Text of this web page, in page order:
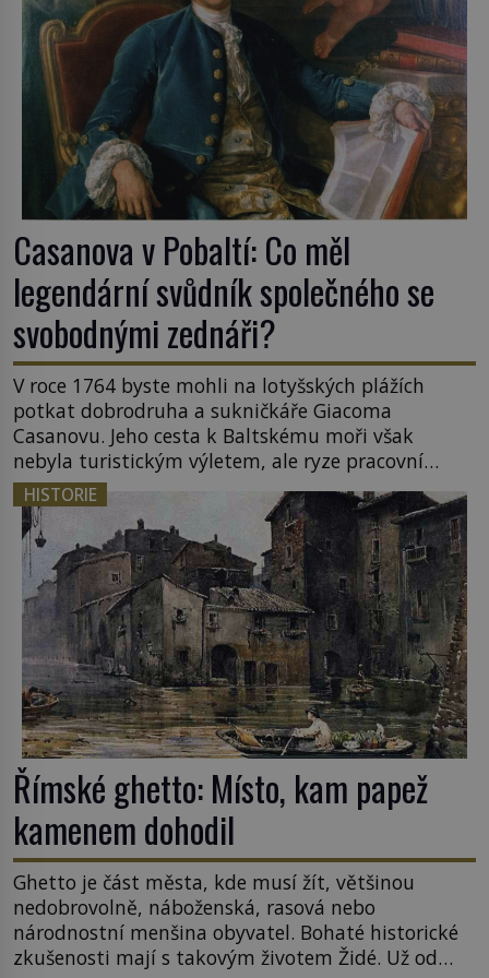
Casanova v Pobaltí: Co měl
legendární svůdník společného se
svobodnými zednáři?
V roce 1764 byste mohli na lotyšských plážích
potkat dobrodruha a sukničkáře Giacoma
Casanovu. Jeho cesta k Baltskému moři však
nebyla turistickým výletem, ale ryze pracovní
cestou se zištnými úmysly. Jaký cíl Casanova
sledoval, když se například procházel uličkami
lotyšské Rigy? Casanova v Pobaltí kontaktoval
tamní zednářské lóže. Nebyl v této oblasti žádným
nováčkem, protože do zednářské […]
HISTORIE
Římské ghetto: Místo, kam papež
kamenem dohodil
Ghetto je část města, kde musí žít, většinou
nedobrovolně, náboženská, rasová nebo
národnostní menšina obyvatel. Bohaté historické
zkušenosti mají s takovým životem Židé. Už od